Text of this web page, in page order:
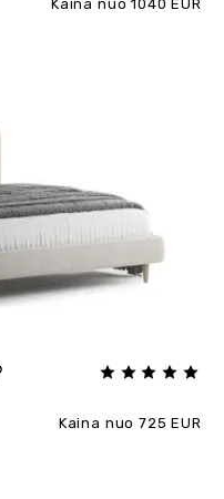
Kaina nuo 1040 EUR
Kaina nuo 725 EUR